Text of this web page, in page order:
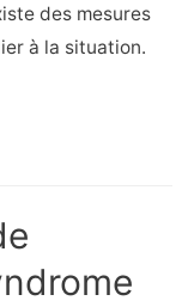
des mesures
à la situation.